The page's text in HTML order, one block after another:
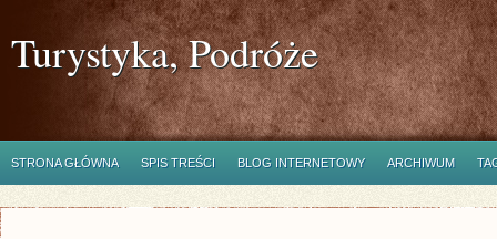
Turystyka, Podróże
STRONA GŁÓWNA SPIS TREŚCI BLOG INTERNETOWY ARCHIWUM